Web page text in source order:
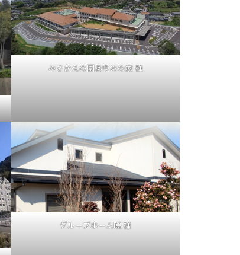
みさかえの園あゆみの家 様
グループホーム暖 様